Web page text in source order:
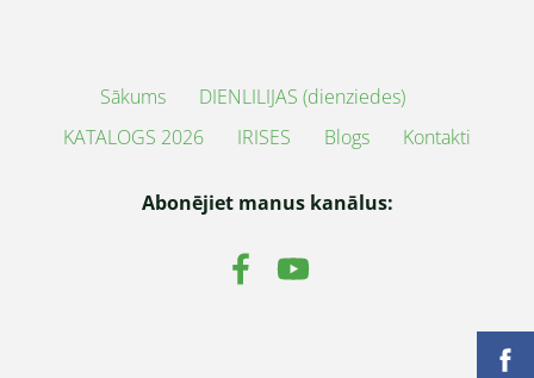
Sākums
DIENLILIJAS (dienziedes)
KATALOGS 2026
IRISES Blogs Kontakti
Abonējiet manus kanālus: